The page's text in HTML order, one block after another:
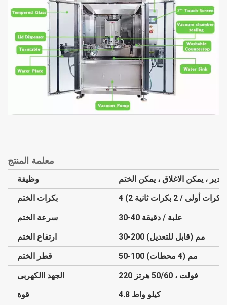
معلمة المنتج
وظيفة
، يمكن الاغلاق ، يمكن الختم
بكرات الختم
سرعة الختم
30-40 علبة / دقيقة
ارتفاع الختم
30-200 مم (قابل للتعديل)
قطر الختم
50-100 مم (4 محطات)
الجهد االكهربى
220 فولت ، 50/60 هرتز
قوة
4.8 كيلو واط